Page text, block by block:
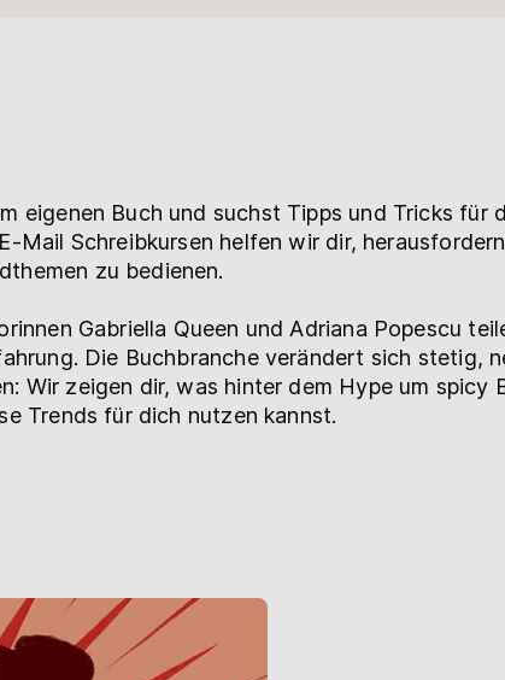
eigenen Buch und suchst Tipps und Tricks für
Mail Schreibkursen helfen wir dir,
zu bedienen.
Gabriella Queen und Adriana Popescu
Die Buchbranche verändert sich stetig,
Wir zeigen dir, was hinter dem Hype um spicy
Trends für dich nutzen kannst.